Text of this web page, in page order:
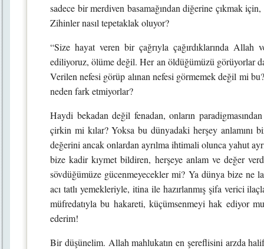
sadece bir merdiven basamağından diğerine çıkmak
Zihinler nasıl tepetaklak oluyor?
“Size hayat veren bir çağrıyla çağırdıklarında
ediliyoruz, ölüme değil. Her an öldüğümüzü görüyorlar
Verilen nefesi görüp alınan nefesi görmemek değil mi
neden fark etmiyorlar?
Haydi bekadan değil fenadan, onların
çirkin mi kılar? Yoksa bu dünyadaki herşey anlamını
değerini ancak onlardan ayrılma ihtimali olunca yahut
bize kadir kıymet bildiren, herşeye anlam ve değer
sövdüğümüze gücenmeyecekler mi? Ya dünya bize ne
acı tatlı yemekleriyle, itina ile hazırlanmış şifa verici
müfredatıyla bu hakareti, küçümsenmeyi hak ediyor
ederim!
Bir düşünelim. Allah mahlukatın en şereflisini arzda